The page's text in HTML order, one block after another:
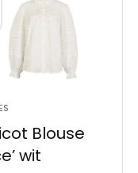
Blouse
wit